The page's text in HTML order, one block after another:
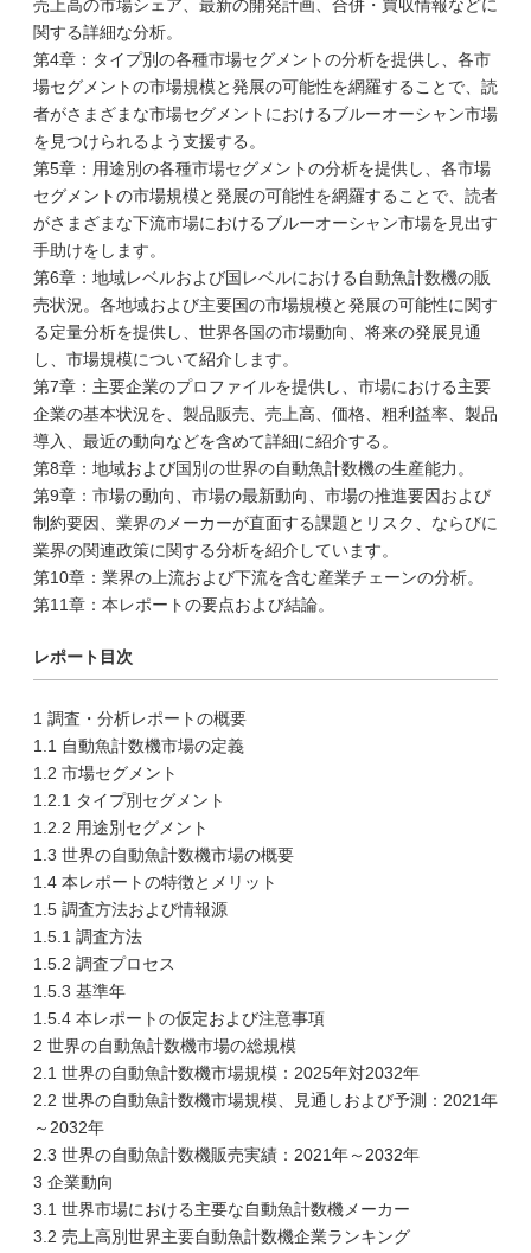
売上高の市場シェア、最新の開発計画、合併・買収情報などに
関する詳細な分析。
第4章：タイプ別の各種市場セグメントの分析を提供し、各市
場セグメントの市場規模と発展の可能性を網羅することで、読
者がさまざまな市場セグメントにおけるブルーオーシャン市場
を見つけられるよう支援する。
第5章：用途別の各種市場セグメントの分析を提供し、各市場
セグメントの市場規模と発展の可能性を網羅することで、読者
がさまざまな下流市場におけるブルーオーシャン市場を見出す
手助けをします。
第6章：地域レベルおよび国レベルにおける自動魚計数機の販
売状況。各地域および主要国の市場規模と発展の可能性に関す
る定量分析を提供し、世界各国の市場動向、将来の発展見通
し、市場規模について紹介します。
第7章：主要企業のプロファイルを提供し、市場における主要
企業の基本状況を、製品販売、売上高、価格、粗利益率、製品
導入、最近の動向などを含めて詳細に紹介する。
第8章：地域および国別の世界の自動魚計数機の生産能力。
第9章：市場の動向、市場の最新動向、市場の推進要因および
制約要因、業界のメーカーが直面する課題とリスク、ならびに
業界の関連政策に関する分析を紹介しています。
第10章：業界の上流および下流を含む産業チェーンの分析。
第11章：本レポートの要点および結論。
レポート目次
1 調査・分析レポートの概要
1.1 自動魚計数機市場の定義
1.2 市場セグメント
1.2.1 タイプ別セグメント
1.2.2 用途別セグメント
1.3 世界の自動魚計数機市場の概要
1.4 本レポートの特徴とメリット
1.5 調査方法および情報源
1.5.1 調査方法
1.5.2 調査プロセス
1.5.3 基準年
1.5.4 本レポートの仮定および注意事項
2 世界の自動魚計数機市場の総規模
2.1 世界の自動魚計数機市場規模：2025年対2032年
2.2 世界の自動魚計数機市場規模、見通しおよび予測：2021年
～2032年
2.3 世界の自動魚計数機販売実績：2021年～2032年
3 企業動向
3.1 世界市場における主要な自動魚計数機メーカー
3.2 売上高別世界主要自動魚計数機企業ランキング